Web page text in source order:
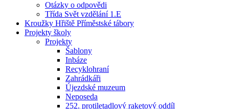
Otázky o odpovědi
Třída Svět vzdělání 1.E
Kroužky Hřiště Příměstské tábory
Projekty školy
Projekty
Šablony
Inbáze
Recyklohraní
Zahrádkáři
Újezdské muzeum
Neposeda
252. protiletadlový raketový oddíl